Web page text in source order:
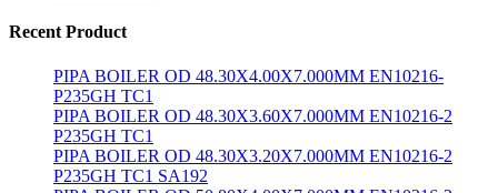
Recent Product
PIPA BOILER OD 48.30X4.00X7.000MM EN10216-
P235GH TC1
PIPA BOILER OD 48.30X3.60X7.000MM EN10216-2
P235GH TC1
PIPA BOILER OD 48.30X3.20X7.000MM EN10216-2
P235GH TC1 SA192